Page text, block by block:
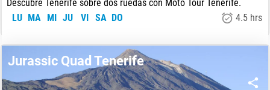
Descubre Tenerife sobre dos ruedas con Moto Tour Tenerife.
LU MA MI JU VI SA DO 4.5 hrs
DE:200€
Jurassic Quad Tenerife